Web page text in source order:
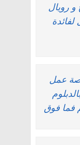
رويال
.. 30 فرصة عمل